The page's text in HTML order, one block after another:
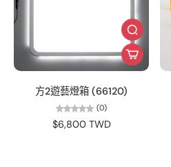
方2遊藝燈箱 (66120)
(0)
$6,800 TWD